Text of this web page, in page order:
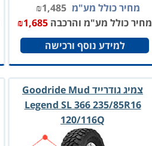
מחיר כולל מע"מ ₪1,485
מחיר כולל מע"מ והרכבה
₪1,685
למידע נוסף ורכישה
צמיג גודרייד Goodride Mud
Legend SL 366 235/85R16
120/116Q